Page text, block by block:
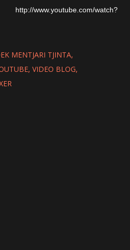
www.youtube.com/watch?
MENTJARI TJINTA
VIDEO BLOG